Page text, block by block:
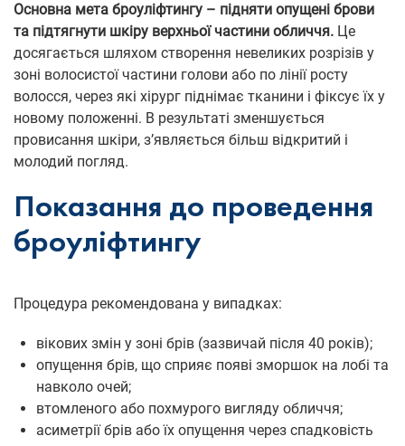
Основна мета броуліфтингу – підняти опущені брови
та підтягнути шкіру верхньої частини обличчя. Це
досягається шляхом створення невеликих розрізів у
зоні волосистої частини голови або по лінії росту
волосся, через які хірург піднімає тканини і фіксує їх у
новому положенні. В результаті зменшується
провисання шкіри, з’являється більш відкритий і
молодий погляд.
Показання до проведення
броуліфтингу
Процедура рекомендована у випадках:
вікових змін у зоні брів (зазвичай після 40 років);
опущення брів, що сприяє появі зморшок на лобі та
навколо очей;
втомленого або похмурого вигляду обличчя;
асиметрії брів або їх опущення через спадковість